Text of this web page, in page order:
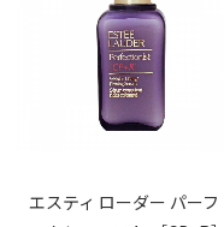
エスティ ローダー パーフ